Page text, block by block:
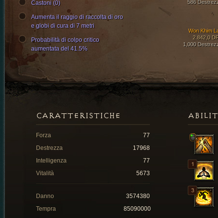
586
Won Khim
2.842,0
1,000
Castoni (0)
Aumenta il raggio di raccolta di oro
e globi di cura di 7 metri
Probabilità di colpo critico
aumentata del 41.5%
CARATTERISTICHE
Forza
77
Destrezza
17968
Intelligenza
77
Vitalità
5673
Danno
3574380
Tempra
85090000